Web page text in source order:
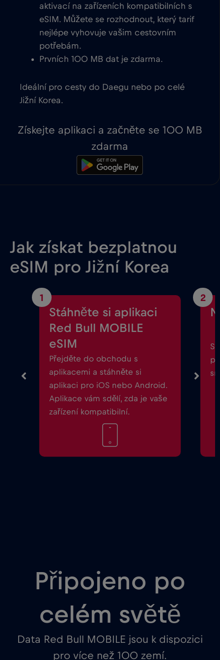
aktivací na zařízeních kompatibilních s
eSIM. Můžete se rozhodnout, který tarif
nejlépe vyhovuje vašim cestovním
potřebám.
Prvních 100 MB dat je zdarma.
Ideální pro cesty do Daegu nebo po celé
Jižní Korea.
Získejte aplikaci a začněte se 100 MB
zdarma
Jak získat bezplatnou
eSIM pro Jižní Korea
1
Stáhněte si aplikaci
Red Bull MOBILE
eSIM
Přejděte do obchodu s
aplikacemi a stáhněte si
aplikaci pro iOS nebo Android.
Aplikace vám sdělí, zda je vaše
zařízení kompatibilní.
2
Připojeno po
celém světě
Data Red Bull MOBILE jsou k dispozici
pro více než 100 zemí.